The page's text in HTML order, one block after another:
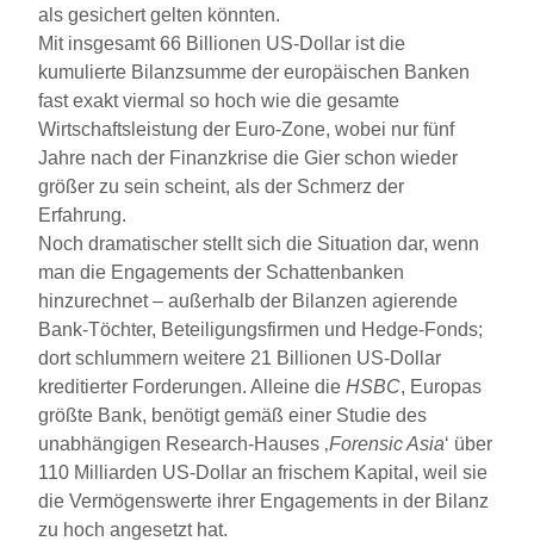
als gesichert gelten könnten.
Mit insgesamt 66 Billionen US-Dollar ist die
kumulierte Bilanzsumme der europäischen Banken
fast exakt viermal so hoch wie die gesamte
Wirtschaftsleistung der Euro-Zone, wobei nur fünf
Jahre nach der Finanzkrise die Gier schon wieder
größer zu sein scheint, als der Schmerz der
Erfahrung.
Noch dramatischer stellt sich die Situation dar, wenn
man die Engagements der Schattenbanken
hinzurechnet – außerhalb der Bilanzen agierende
Bank-Töchter, Beteiligungsfirmen und Hedge-Fonds;
dort schlummern weitere 21 Billionen US-Dollar
kreditierter Forderungen. Alleine dieHSBC, Europas
größte Bank, benötigt gemäß einer Studie des
unabhängigen Research-Hauses ‚Forensic Asia‘ über
110 Milliarden US-Dollar an frischem Kapital, weil sie
die Vermögenswerte ihrer Engagements in der Bilanz
zu hoch angesetzt hat.